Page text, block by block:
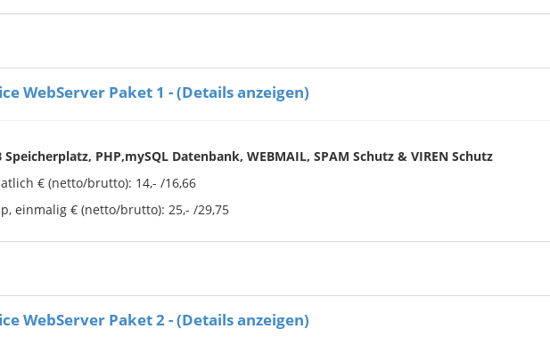
WebServer Paket 1 - (Details anzeigen)
Speicherplatz, PHP,mySQL Datenbank, WEBMAIL, SPAM Schutz & VIREN Schutz
€ (netto/brutto): 14,- /16,66
einmalig € (netto/brutto): 25,- /29,75
WebServer Paket 2 - (Details anzeigen)